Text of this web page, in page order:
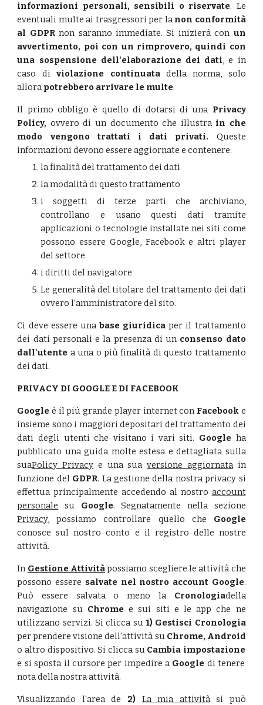
informazioni personali, sensibili o riservate. Le
eventuali multe ai trasgressori per lanon conformità
al GDPRnon saranno immediate. Si inizierà con un
avvertimento, poi con un rimprovero, quindi con
una sospensione dell'elaborazione dei dati, e in
caso diviolazione continuata della norma, solo
allorapotrebbero arrivare le multe.
Il primo obbligo è quello di dotarsi di unaPrivacy
Policy, ovvero di un documento che illustra in che
modo vengono trattati i dati privati. Queste
informazioni devono essere aggiornate e contenere:
la finalità del trattamento dei dati
la modalità di questo trattamento
i soggetti di terze parti che archiviano,
controllano e usano questi dati tramite
applicazioni o tecnologie installate nei siti come
possono essere Google, Facebook e altri player
del settore
i diritti del navigatore
Le generalità del titolare del trattamento dei dati
ovvero l'amministratore del sito.
Ci deve essere una base giuridica per il trattamento
dei dati personali e la presenza di un consenso dato
dall'utente a una o più finalità di questo trattamento
dei dati.
PRIVACY DI GOOGLE E DI FACEBOOK
Google è il più grande player internet con Facebooke
insieme sono i maggiori depositari del trattamento dei
dati degli utenti che visitano i vari siti. Google ha
pubblicato una guida molte estesa e dettagliata sulla
suaPolicy Privacy e una sua versione aggiornatain
funzione del GDPR. La gestione della nostra privacy si
effettua principalmente accedendo al nostro account
personale su Google. Segnatamente nella sezione
Privacy, possiamo controllare quello che Google
conosce sul nostro conto e il registro delle nostre
attività.
In Gestione Attivitàpossiamo scegliere le attività che
possono essere salvate nel nostro account Google.
Può essere salvata o meno laCronologiadella
navigazione su Chrome e sui siti e le app che ne
utilizzano servizi. Si clicca su1) Gestisci Cronologia
per prendere visione dell'attività su Chrome, Android
o altro dispositivo. Si clicca su Cambia impostazione
e si sposta il cursore per impedire a Google di tenere
nota della nostra attività.
Visualizzando l'area de 2) La mia attivitàsi può